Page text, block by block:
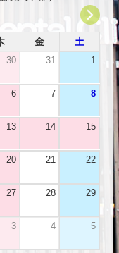
金 土
30 31 1
6 7 8
13 14 15
20 21 22
27 28 29
3 4 5